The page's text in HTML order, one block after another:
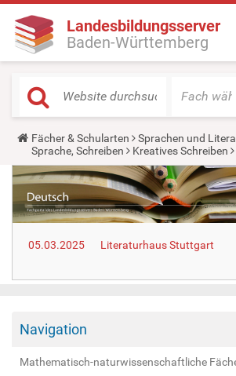
Landesbildungsserver
Baden-Württemberg
Fach
Y
o
u
a
r
e
h
e
e
Fächer & Schularten Sprachen und
Sprache, Schreiben
Kreatives Schreiben
05.03.2025
Literaturhaus Stuttgart
Navigation
Mathematisch-naturwissenschaftliche